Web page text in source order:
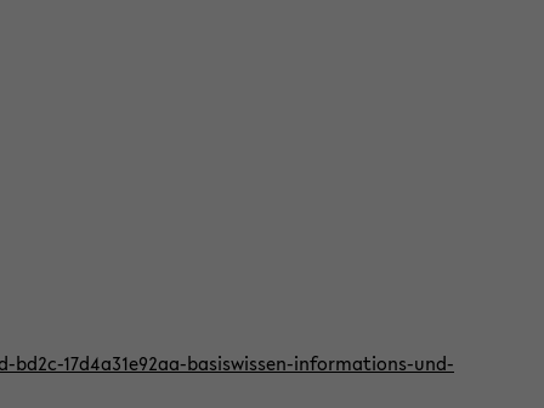
17d4a31e92aa-basiswissen-informations-und-